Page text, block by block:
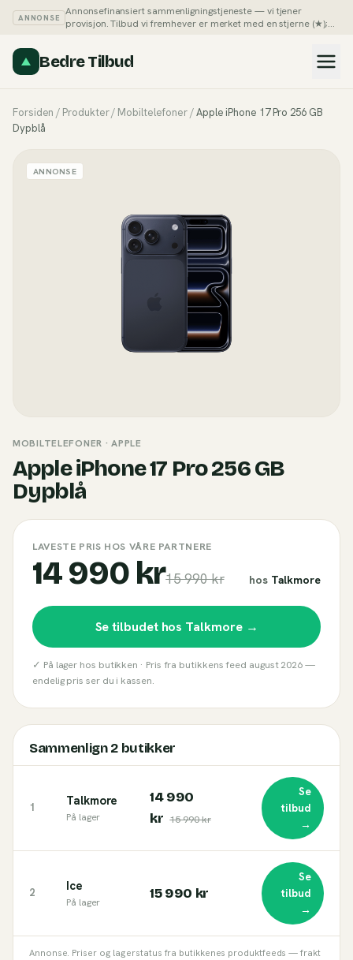
ANNONSE
Annonsefinansiert sammenligningstjeneste — vi tjener
provisjon. Tilbud vi fremhever er merket med en stjerne (★);
Bedre Tilbud
Forsiden / Produkter/ Mobiltelefoner/Apple iPhone 17 Pro 256 GB
Dypblå
ANNONSE
MOBILTELEFONER · APPLE
Apple iPhone 17 Pro 256 GB
Dypblå
LAVESTE PRIS HOS VÅRE PARTNERE
14 990 kr15 990 kr hos Talkmore
Se tilbudet hos Talkmore→
✓ På lager hos butikken · Pris fra butikkens feed august 2026—
endelig pris ser du i kassen.
Sammenlign2butikker
1 Talkmore
På lager
14 990
kr 15 990 kr
Se
tilbud
→
2 Ice
På lager
15 990 kr
Se
tilbud
→
Annonse. Priser og lagerstatus fra butikkenes produktfeeds — frakt